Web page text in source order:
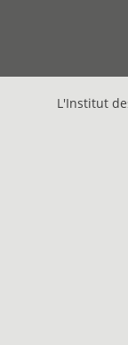
L'Institut